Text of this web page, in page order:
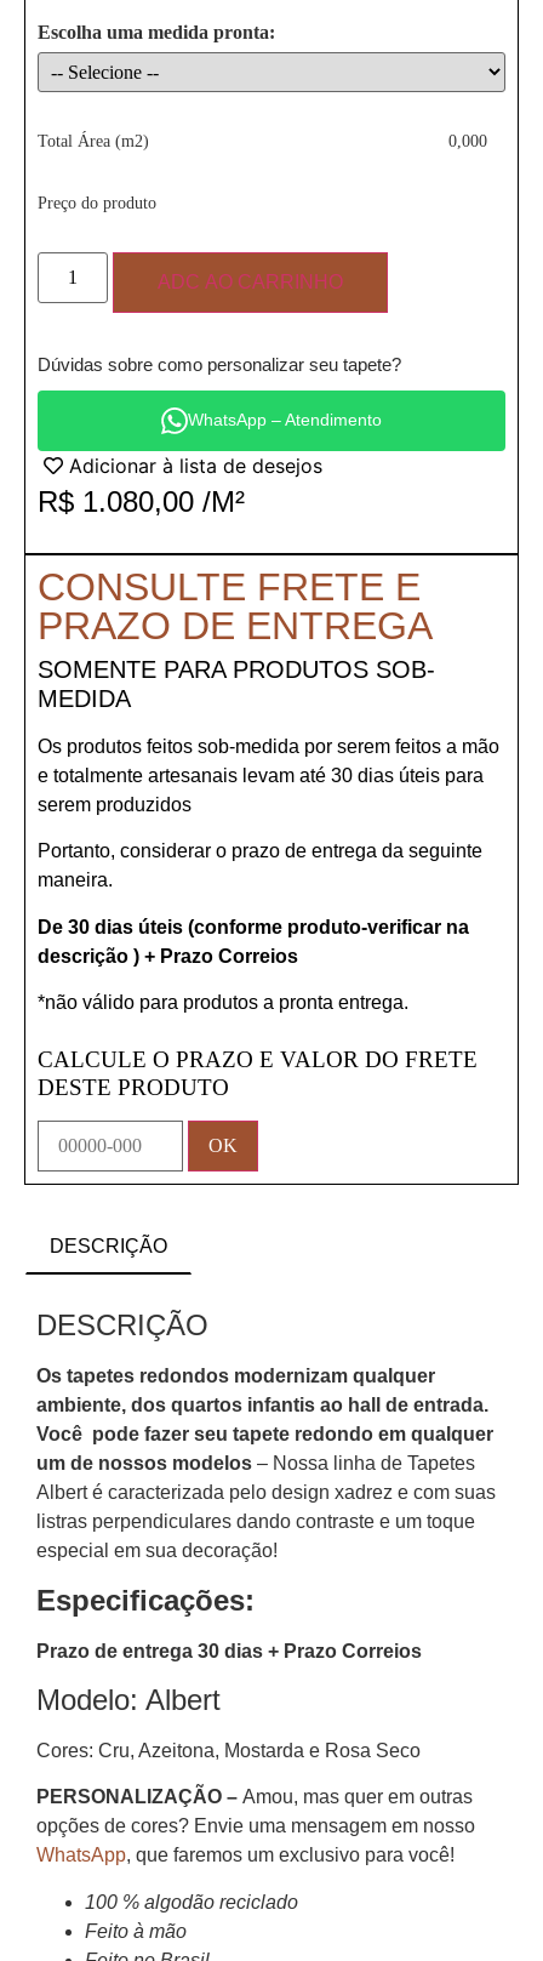
Escolha uma medida pronta:
Total Área (m2) 0,000
Preço do produto
ADC AO CARRINHO
Dúvidas sobre como personalizar seu tapete?
WhatsApp – Atendimento
Adicionar à lista de desejos
R$ 1.080,00 /M²
CONSULTE FRETE E
PRAZO DE ENTREGA
SOMENTE PARA PRODUTOS SOB-
MEDIDA
Os produtos feitos sob-medida por serem feitos a mão
e totalmente artesanais levam até 30 dias úteis para
serem produzidos
Portanto, considerar o prazo de entrega da seguinte
maneira.
De 30 dias úteis (conforme produto-verificar na
descrição ) + Prazo Correios
*não válido para produtos a pronta entrega.
CALCULE O PRAZO E VALOR DO FRETE
DESTE PRODUTO
DESCRIÇÃO
DESCRIÇÃO
Os tapetes redondos modernizam qualquer
ambiente, dos quartos infantis ao hall de entrada.
Você pode fazer seu tapete redondo em qualquer
um de nossos modelos – Nossa linha de Tapetes
Albert é caracterizada pelo design xadrez e com suas
listras perpendiculares dando contraste e um toque
especial em sua decoração!
Especificações:
Prazo de entrega 30 dias + Prazo Correios
Modelo: Albert
Cores: Cru, Azeitona, Mostarda e Rosa Seco
PERSONALIZAÇÃO – Amou, mas quer em outras
opções de cores? Envie uma mensagem em nosso
WhatsApp, que faremos um exclusivo para você!
100 % algodão reciclado
Feito à mão